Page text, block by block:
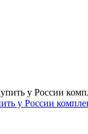
у России